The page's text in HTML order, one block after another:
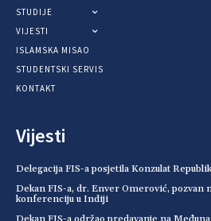
STUDIJE
VIJESTI
ISLAMSKA MISAO
STUDENTSKI SERVIS
KONTAKT
Vijesti
Delegacija FIS-a posjetila Konzulat
Dekan FIS-a, dr. Enver Omerović, pozvan
konferenciju u Indiji